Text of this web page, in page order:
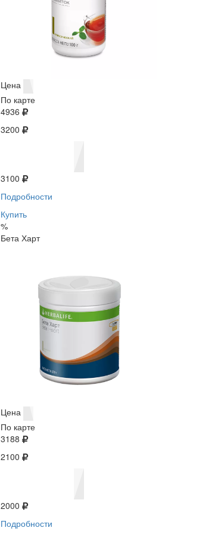
Цена
По карте
4936
3200
3100
Подробности
Купить
%
Бета Харт
Цена
По карте
3188
2100
2000
Подробности